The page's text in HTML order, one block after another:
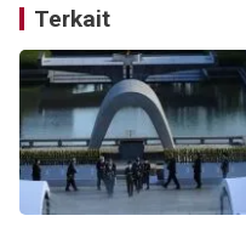
Terkait